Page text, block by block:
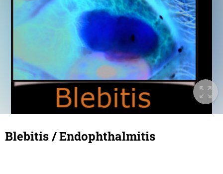
Blebitis / Endophthalmitis